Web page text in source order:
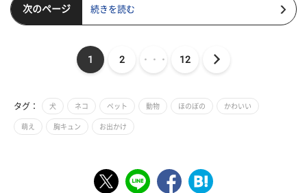
次のページ 続きを読む
1 2 ・・・ 12
タグ： 犬 ネコ ペット 動物 ほのぼの かわいい
萌え 胸キュン お出かけ